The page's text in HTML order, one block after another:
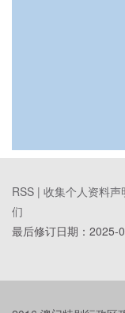
RSS | 收集个人资料声
们
最后修订日期： 2025-